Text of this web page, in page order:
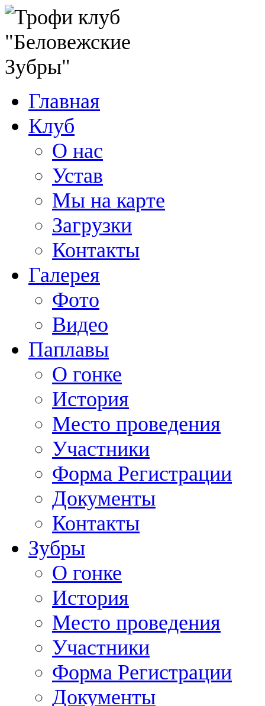
Главная
Клуб
О нас
Устав
Мы на карте
Загрузки
Контакты
Галерея
Фото
Видео
Паплавы
О гонке
История
Место проведения
Участники
Форма Регистрации
Документы
Контакты
Зубры
О гонке
История
Место проведения
Участники
Форма Регистрации
Документы